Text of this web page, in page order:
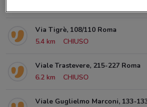
Via Tigrè, 108/110 Roma
5.4 km
CHIUSO
Viale Trastevere, 215-227 Roma
6.2 km
CHIUSO
Viale Guglielmo Marconi, 133-